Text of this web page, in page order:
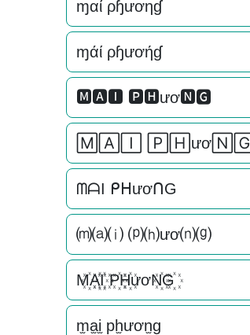
ɱαί ρɧươηɠ
ɱάί ρɧươήɠ
🅼🅰🅸 🅿🅷ươ🅽🅶
🄼🄰🄸 🄿🄷ươ🄽🄶
ᗰᗩI ᑭᕼươᑎG
⒨⒜⒤ ⒫⒣ươ⒩⒢
M꙰A꙰I꙰ P꙰H꙰ươN꙰G꙰
m̫a̫i̫ p̫h̫ươn̫g̫